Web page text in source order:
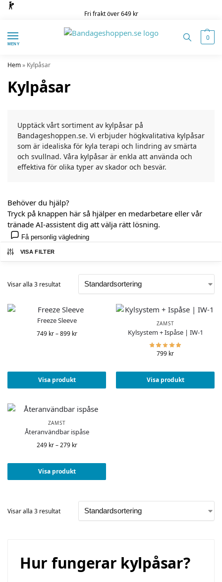
Fri frakt över 649 kr
MENY
0
Hem» Kylpåsar
Kylpåsar
Upptäck vårt sortiment av kylpåsar på
Bandageshoppen.se. Vi erbjuder högkvalitativa kylpåsar
som är idealiska för kyla terapi och lindring av smärta
och svullnad. Våra kylpåsar är enkla att använda och
effektiva för olika typer av skador och besvär.
Behöver du hjälp?
Tryck på knappen här så hjälper en medarbetare eller vår
tränade AI-assistent dig att välja rätt lösning.
Få personlig vägledning
VISA FILTER
Visar alla 3 resultat
Freeze Sleeve
749 kr – 899 kr
Visa produkt
ZAMST
Kylsystem + Ispåse | IW-1
799 kr
Visa produkt
ZAMST
Återanvändbar ispåse
249 kr – 279 kr
Visa produkt
Visar alla 3 resultat
Hur fungerar kylpåsar?